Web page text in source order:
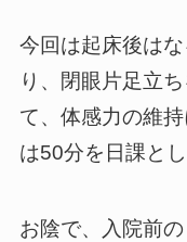
今回は起床後は
り、閉眼片足立
て、体感力の維
は50分を日課とし
お陰で、入院前